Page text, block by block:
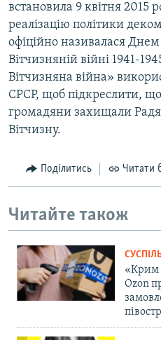
встановила 9 квітня 2015
реалізацію політики
офіційно називалася
Вітчизняній війні 1941-
Вітчизняна війна»
СРСР, щоб підкреслити, що
громадяни захищали
Вітчизну.
Поділитись Читати
Читайте також
«Крим
Ozon